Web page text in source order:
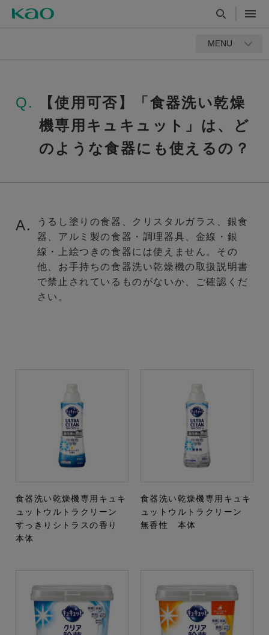
MENU
Q.
【使用可否】「食器洗い乾燥
機専用キュキュット」は、ど
のような食器にも使えるの？
A.
うるし塗りの食器、クリスタルガラス、銀食
器、アルミ製の食器・調理器具、金線・銀
線・上絵つきの食器には使えません。その
他、お手持ちの食器洗い乾燥機の取扱説明書
で禁止されているものがないか、ご確認くだ
さい。
食器洗い乾燥機専用キュキ
ュットウルトラクリーン
すっきりシトラスの香り
本体
食器洗い乾燥機専用キュキ
ュットウルトラクリーン
無香性 本体